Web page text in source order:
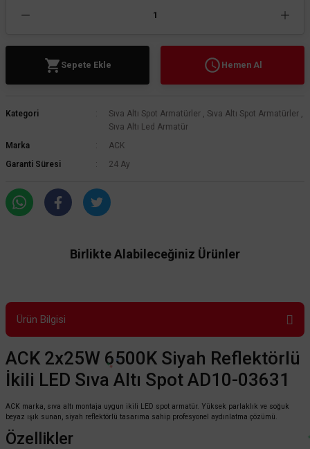
Sepete Ekle Hemen Al
Kategori Sıva Altı Spot Armatürler Sıva Altı Spot Armatürler
Sıva Altı Led Armatür
Marka
ACK
Garanti Süresi
24 Ay
Birlikte Alabileceğiniz Ürünler
Ürün Bilgisi
ACK 2x25W 6500K Siyah Reflektörlü
İkili LED Sıva Altı Spot AD10-03631
ACK marka, sıva altı montaja uygun ikili LED spot armatür. Yüksek parlaklık ve soğuk
beyaz ışık sunan, siyah reflektörlü tasarıma sahip profesyonel aydınlatma çözümü.
Özellikler